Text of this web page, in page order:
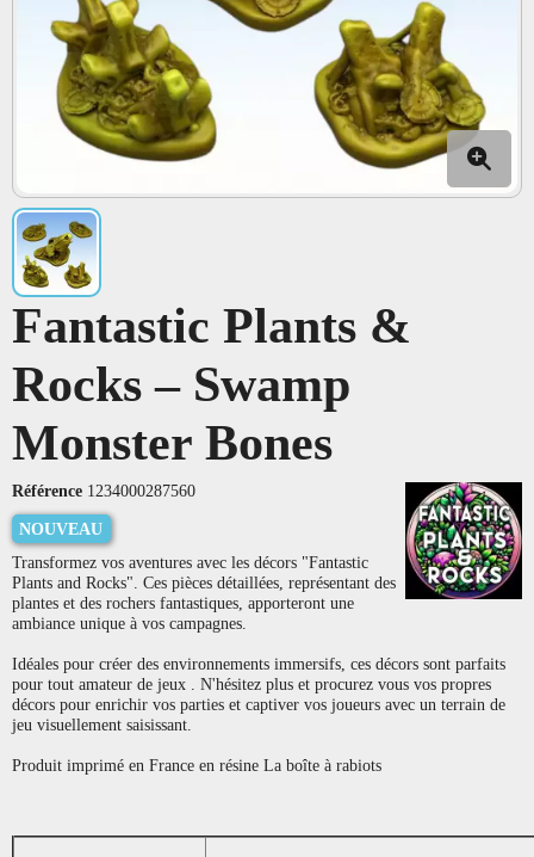
Fantastic Plants &
Rocks – Swamp
Monster Bones
Référence 1234000287560
NOUVEAU
Transformez vos aventures avec les décors "Fantastic
Plants and Rocks". Ces pièces détaillées, représentant des
plantes et des rochers fantastiques, apporteront une
ambiance unique à vos campagnes.
Idéales pour créer des environnements immersifs, ces décors sont parfaits
pour tout amateur de jeux . N'hésitez plus et procurez vous vos propres
décors pour enrichir vos parties et captiver vos joueurs avec un terrain de
jeu visuellement saisissant.
Produit imprimé en France en résine La boîte à rabiots